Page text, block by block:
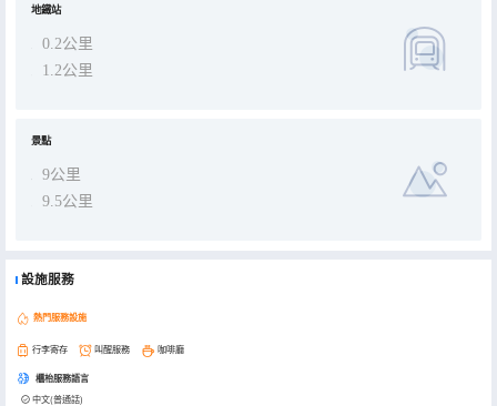
地鐵站
0.2公里
1.2公里
景點
9公里
9.5公里
設施服務
熱門服務設施
行李寄存 叫醒服務 咖啡廳
櫃枱服務語言
中文(普通話)